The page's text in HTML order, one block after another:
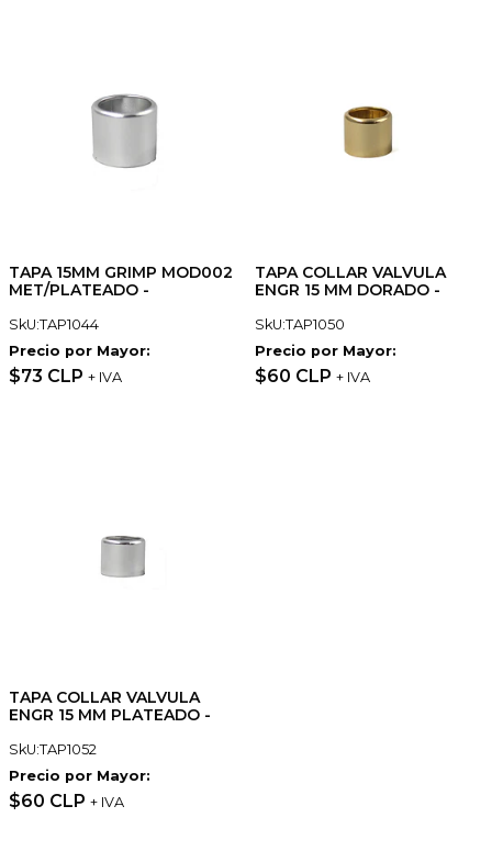
TAPA 15MM GRIMP MOD002
MET/PLATEADO -
SkU:TAP1044
Precio por Mayor:
$73 CLP + IVA
TAPA COLLAR VALVULA
ENGR 15 MM DORADO -
SkU:TAP1050
Precio por Mayor:
$60 CLP + IVA
TAPA COLLAR VALVULA
ENGR 15 MM PLATEADO -
SkU:TAP1052
Precio por Mayor:
$60 CLP + IVA